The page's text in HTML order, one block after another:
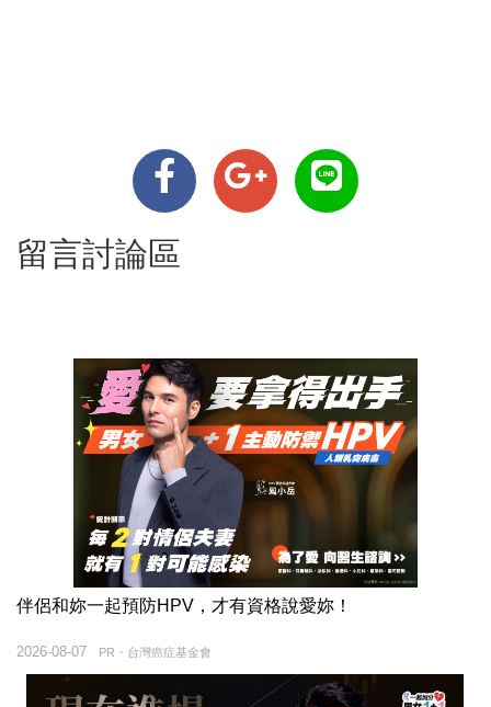
留言討論區
伴侶和妳一起預防HPV，才有資格說愛妳！
PR・台灣癌症基金會
2026-08-07